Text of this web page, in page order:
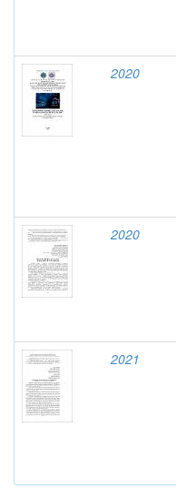
2020
2020
2021